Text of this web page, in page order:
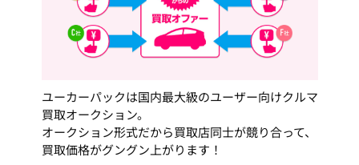
ユーカーパックは国内最大級のユーザー向けクルマ
買取オークション。
オークション形式だから買取店同士が競り合って、
買取価格がグングン上がります！